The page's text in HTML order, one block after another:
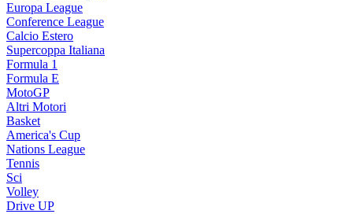
Europa League
Conference League
Calcio Estero
Supercoppa Italiana
Formula 1
Formula E
MotoGP
Altri Motori
Basket
America's Cup
Nations League
Tennis
Sci
Volley
Drive UP